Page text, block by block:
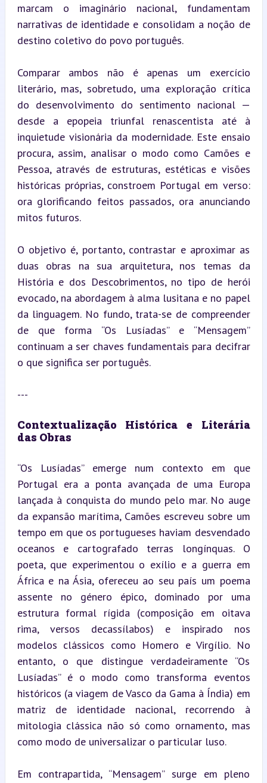
marcam o imaginário nacional, fundamentam
narrativas de identidade e consolidam a noção de
destino coletivo do povo português.
Comparar ambos não é apenas um exercício
literário, mas, sobretudo, uma exploração crítica
do desenvolvimento do sentimento nacional —
desde a epopeia triunfal renascentista até à
inquietude visionária da modernidade. Este ensaio
procura, assim, analisar o modo como Camões e
Pessoa, através de estruturas, estéticas e visões
históricas próprias, constroem Portugal em verso:
ora glorificando feitos passados, ora anunciando
mitos futuros.
O objetivo é, portanto, contrastar e aproximar as
duas obras na sua arquitetura, nos temas da
História e dos Descobrimentos, no tipo de herói
evocado, na abordagem à alma lusitana e no papel
da linguagem. No fundo, trata-se de compreender
de que forma “Os Lusíadas” e “Mensagem”
continuam a ser chaves fundamentais para decifrar
o que significa ser português.
---
Contextualização Histórica e Literária
das Obras
“Os Lusíadas” emerge num contexto em que
Portugal era a ponta avançada de uma Europa
lançada à conquista do mundo pelo mar. No auge
da expansão marítima, Camões escreveu sobre um
tempo em que os portugueses haviam desvendado
oceanos e cartografado terras longínquas. O
poeta, que experimentou o exílio e a guerra em
África e na Ásia, ofereceu ao seu país um poema
assente no género épico, dominado por uma
estrutura formal rígida (composição em oitava
rima, versos decassílabos) e inspirado nos
modelos clássicos como Homero e Virgílio. No
entanto, o que distingue verdadeiramente “Os
Lusíadas” é o modo como transforma eventos
históricos (a viagem de Vasco da Gama à Índia) em
matriz de identidade nacional, recorrendo à
mitologia clássica não só como ornamento, mas
como modo de universalizar o particular luso.
Em contrapartida, “Mensagem” surge em pleno